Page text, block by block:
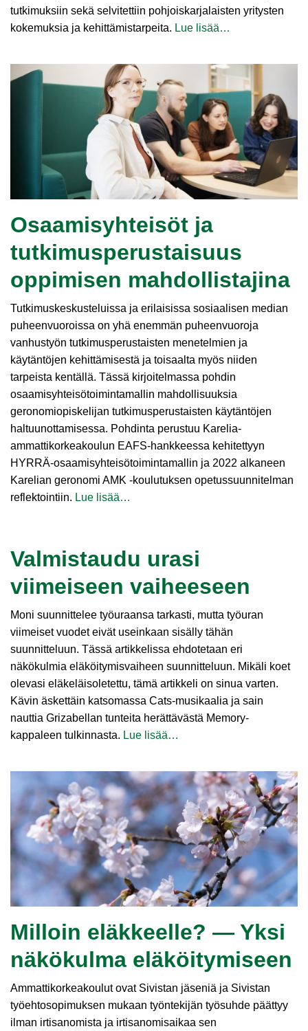
tutkimuksiin sekä selvitettiin pohjoiskarjalaisten yritysten
kokemuksia ja kehittämistarpeita. Lue lisää…
Osaamisyhteisöt ja
tutkimusperustaisuus
oppimisen mahdollistajina
Tutkimuskeskusteluissa ja erilaisissa sosiaalisen median
puheenvuoroissa on yhä enemmän puheenvuoroja
vanhustyön tutkimusperustaisten menetelmien ja
käytäntöjen kehittämisestä ja toisaalta myös niiden
tarpeista kentällä. Tässä kirjoitelmassa pohdin
osaamisyhteisötoimintamallin mahdollisuuksia
geronomiopiskelijan tutkimusperustaisten käytäntöjen
haltuunottamisessa. Pohdinta perustuu Karelia-
ammattikorkeakoulun EAFS-hankkeessa kehitettyyn
HYRRÄ-osaamisyhteisötoimintamallin ja 2022 alkaneen
Karelian geronomi AMK ‑koulutuksen opetussuunnitelman
reflektointiin. Lue lisää…
Valmistaudu urasi
viimeiseen vaiheeseen
Moni suunnittelee työuraansa tarkasti, mutta työuran
viimeiset vuodet eivät useinkaan sisälly tähän
suunnitteluun. Tässä artikkelissa ehdotetaan eri
näkökulmia eläköitymisvaiheen suunnitteluun. Mikäli koet
olevasi eläkeläisoletettu, tämä artikkeli on sinua varten.
Kävin äskettäin katsomassa Cats-musikaalia ja sain
nauttia Grizabellan tunteita herättävästä Memory-
kappaleen tulkinnasta. Lue lisää…
Milloin eläkkeelle? — Yksi
näkökulma eläköitymiseen
Ammattikorkeakoulut ovat Sivistan jäseniä ja Sivistan
työehtosopimuksen mukaan työntekijän työsuhde päättyy
ilman irtisanomista ja irtisanomisaikaa sen